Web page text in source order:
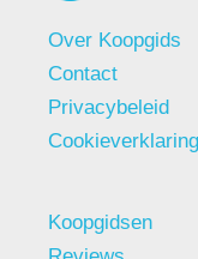
Over Koopgids
Contact
Privacybeleid
Cookieverklaring
Koopgidsen